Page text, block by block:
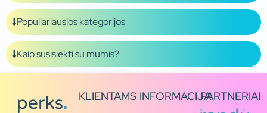
Populiariausios kategorijos
Kaip susisiekti su mumis?
KLIENTAMS INFORMACIJAPARTNERIAI